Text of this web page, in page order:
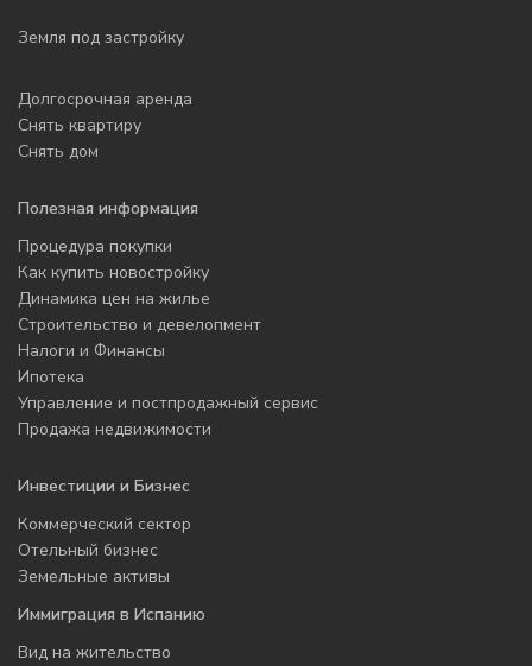
Земля под застройку
Долгосрочная аренда
Снять квартиру
Снять дом
Полезная информация
Процедура покупки
Как купить новостройку
Динамика цен на жилье
Строительство и девелопмент
Налоги и Финансы
Ипотека
Управление и постпродажный сервис
Продажа недвижимости
Инвестиции и Бизнес
Коммерческий сектор
Отельный бизнес
Земельные активы
Иммиграция в Испанию
Вид на жительство